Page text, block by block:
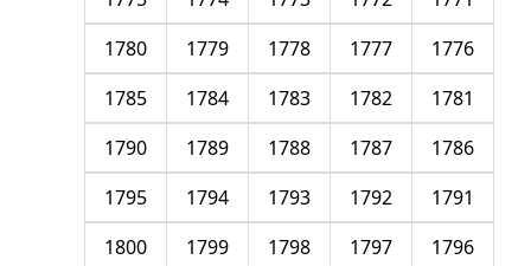
1776
1777
1778
1779
1780
1781
1782
1783
1784
1785
1786
1787
1788
1789
1790
1791
1792
1793
1794
1795
1796
1797
1798
1799
1800